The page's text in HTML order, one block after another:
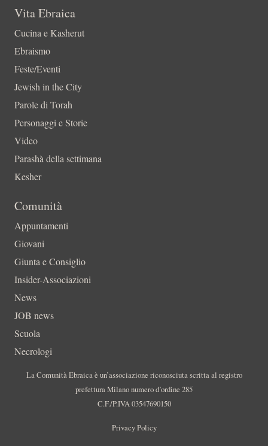
Vita Ebraica
Cucina e Kasherut
Ebraismo
Feste/Eventi
Jewish in the City
Parole di Torah
Personaggi e Storie
Video
Parashà della settimana
Kesher
Comunità
Appuntamenti
Giovani
Giunta e Consiglio
Insider-Associazioni
News
JOB news
Scuola
Necrologi
La Comunità Ebraica è un’associazione riconosciuta scritta al registro
prefettura Milano numero d’ordine 285
C.F./P.IVA 03547690150
Privacy Policy